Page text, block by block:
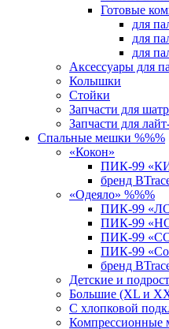
Готовые
для
для
для
Аксессуары для
Колышки
Стойки
Запчасти для
Запчасти для
Спальные мешки %%%
«Кокон»
ПИК-99
бренд
«Одеяло» %%%
ПИК-99
ПИК-99
ПИК-99
ПИК-99
бренд
Детские и
Большие (XL и
С хлопковой
Компрессионные